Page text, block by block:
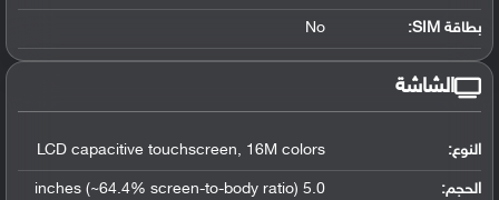
بطاقة SIM: No
الشاشة
النوع: LCD capacitive touchscreen, 16M colors
الحجم: 5.0 inches (~64.4% screen-to-body ratio)